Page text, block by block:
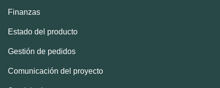
Finanzas
Estado del producto
Gestión de pedidos
Comunicación del proyecto